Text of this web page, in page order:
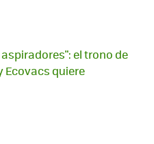
el trono de
Ecovacs quiere